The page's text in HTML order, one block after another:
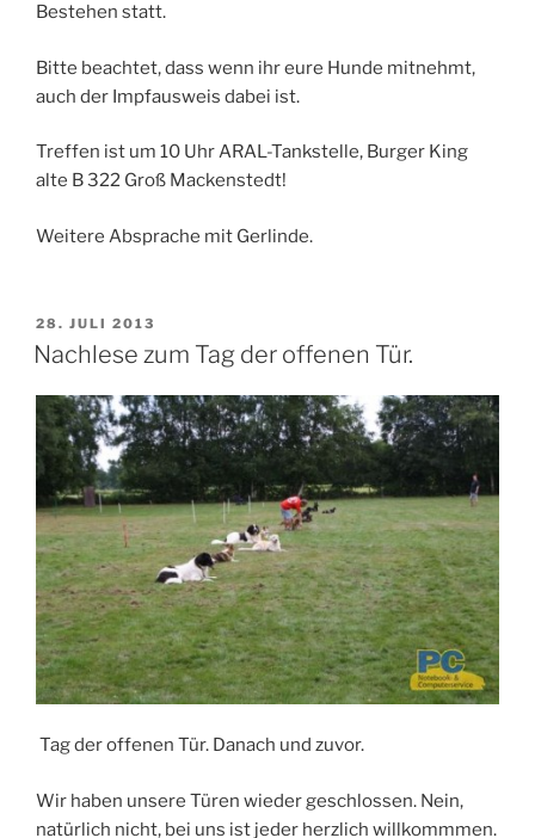
Bestehen statt.
Bitte beachtet, dass wenn ihr eure Hunde mitnehmt,
auch der Impfausweis dabei ist.
Treffen ist um 10 Uhr ARAL-Tankstelle, Burger King
alte B 322 Groß Mackenstedt!
Weitere Absprache mit Gerlinde.
VERÖFFENTLICHT
AM
28. JULI 2013
Nachlese zum Tag der offenen Tür.
Tag der offenen Tür. Danach und zuvor.
Wir haben unsere Türen wieder geschlossen. Nein,
natürlich nicht, bei uns ist jeder herzlich willkommmen.